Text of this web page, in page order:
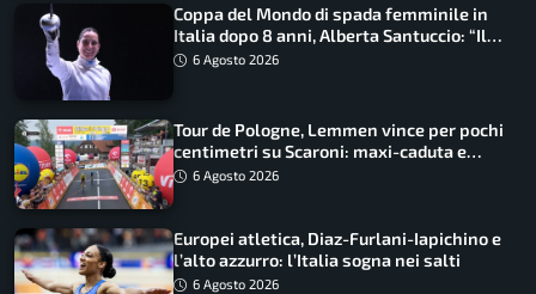
Coppa del Mondo di spada femminile in
Italia dopo 8 anni, Alberta Santuccio: “Il
lavoro dà sempre i suoi frutti”
6 Agosto 2026
Tour de Pologne, Lemmen vince per pochi
centimetri su Scaroni: maxi-caduta e
tappa accorciata
6 Agosto 2026
Europei atletica, Diaz-Furlani-Iapichino e
l’alto azzurro: l’Italia sogna nei salti
6 Agosto 2026